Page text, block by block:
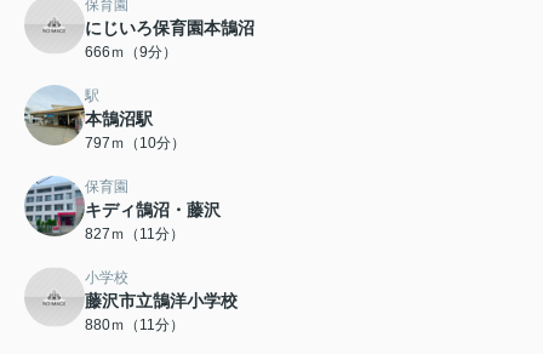
保育園
にじいろ保育園本鵠沼
666ｍ（9分）
駅
本鵠沼駅
797ｍ（10分）
保育園
キディ鵠沼・藤沢
827ｍ（11分）
小学校
藤沢市立鵠洋小学校
880ｍ（11分）